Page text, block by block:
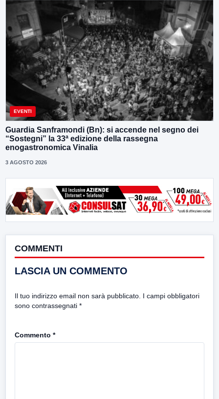
EVENTI
Guardia Sanframondi (Bn): si accende nel segno dei
“Sostegni” la 33ª edizione della rassegna
enogastronomica Vinalia
3 AGOSTO 2026
COMMENTI
LASCIA UN COMMENTO
Il tuo indirizzo email non sarà pubblicato. I campi obbligatori
sono contrassegnati *
Commento *